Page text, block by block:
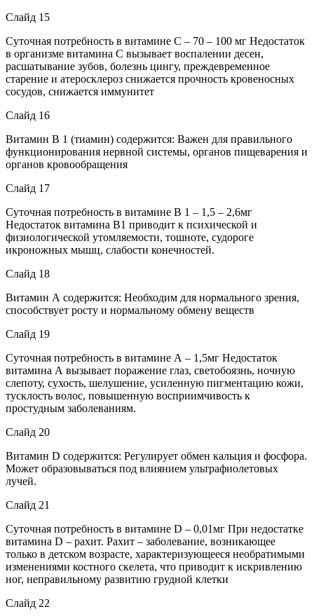
Слайд 15
Суточная потребность в витамине С – 70 – 100 мг Недостаток
в организме витамина С вызывает воспалении десен,
расшатывание зубов, болезнь цингу, преждевременное
старение и атеросклероз снижается прочность кровеносных
сосудов, снижается иммунитет
Слайд 16
Витамин В 1 (тиамин) содержится: Важен для правильного
функционирования нервной системы, органов пищеварения и
органов кровообращения
Слайд 17
Суточная потребность в витамине В 1 – 1,5 – 2,6мг
Недостаток витамина В1 приводит к психической и
физиологической утомляемости, тошноте, судороге
икроножных мышц, слабости конечностей.
Слайд 18
Витамин А содержится: Необходим для нормального зрения,
способствует росту и нормальному обмену веществ
Слайд 19
Суточная потребность в витамине А – 1,5мг Недостаток
витамина А вызывает поражение глаз, светобоязнь, ночную
слепоту, сухость, шелушение, усиленную пигментацию кожи,
тусклость волос, повышенную восприимчивость к
простудным заболеваниям.
Слайд 20
Витамин D содержится: Регулирует обмен кальция и фосфора.
Может образовываться под влиянием ультрафиолетовых
лучей.
Слайд 21
Суточная потребность в витамине D – 0,01мг При недостатке
витамина D – рахит. Рахит – заболевание, возникающее
только в детском возрасте, характеризующееся необратимыми
изменениями костного скелета, что приводит к искривлению
ног, неправильному развитию грудной клетки
Слайд 22